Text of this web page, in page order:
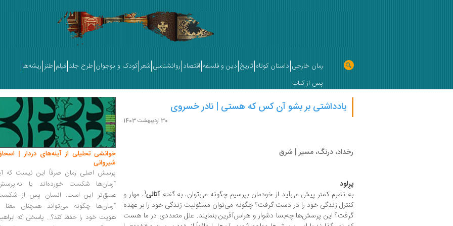
رمان خارجی داستان کوتاه تاریخ دین و فلسفه اقتصاد روانشناسی شعر کودک و نوجوان طرح جلد فیلم طنز ریشه‌ها
پس از کتاب
یادداشتی بر بشو آن‌ کس که هستی | نادر خسروی
30 اردیبهشت 1403
رخداد، درنگ، مسیر | شرق
پرِلود
به نظرم کمتر پیش می‌آید از خودمان بپرسیم چگونه می‌توان، به گفتهآتالی1، مهار و
کنترل زندگی خود را در دست گرفت؟ چگونه می‌توان مسئولیت زندگی خود را بر عهده
گرفت؟ این پرسش‌ها چه‌بسا دشوار و هراس‌آفرین‌ بنمایند. علل متعددی در ما هست
خوانشی تحلیلی از آینه‌های دردار |
شیروانی
پرسش اصلی رمان صرفاً این نیست که
آرمان‌ها شکست خورده‌اند یا
عمیق‌تر این است: انسان پس از
آرمان‌ها چگونه می‌تواند همچنان معنا
هویت خود را حفظ کند؟... پاسخی که